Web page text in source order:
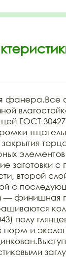
ГОСТ
элементов
заготовки
второй
с
— финишная
полу
и